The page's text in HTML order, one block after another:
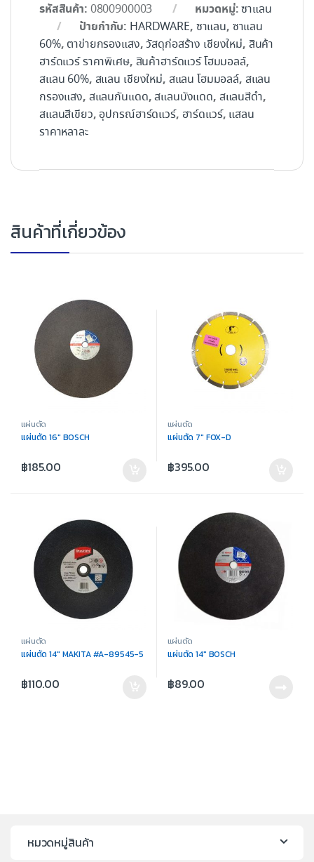
รหัสสินค้า: 0800900003 หมวดหมู่:ซาแลน
ป้ายกำกับ: HARDWARE, ซาแลน, ซาแลน
60%, ตาข่ายกรองแสง,วัสดุก่อสร้าง เชียงใหม่, สินค้า
ฮาร์ดแวร์ ราคาพิเศษ, สินค้าฮาร์ดแวร์ โฮมมอลล์,
สแลน 60%, สแลน เชียงใหม่, สแลน โฮมมอลล์, สแลน
กรองแสง, สแลนกันแดด,สแลนบังแดด, สแลนสีดำ,
สแลนสีเขียว, อุปกรณ์ฮาร์ดแวร์, ฮาร์ดแวร์, แสลน
ราคาหลาละ
สินค้าที่เกี่ยวข้อง
แผ่นตัด
แผ่นตัด 16″ BOSCH
฿185.00
แผ่นตัด
แผ่นตัด 7″ FOX-D
฿395.00
แผ่นตัด
แผ่นตัด 14″ MAKITA #A-89545-5
฿110.00
แผ่นตัด
แผ่นตัด 14″ BOSCH
฿89.00
หมวดหมู่สินค้า